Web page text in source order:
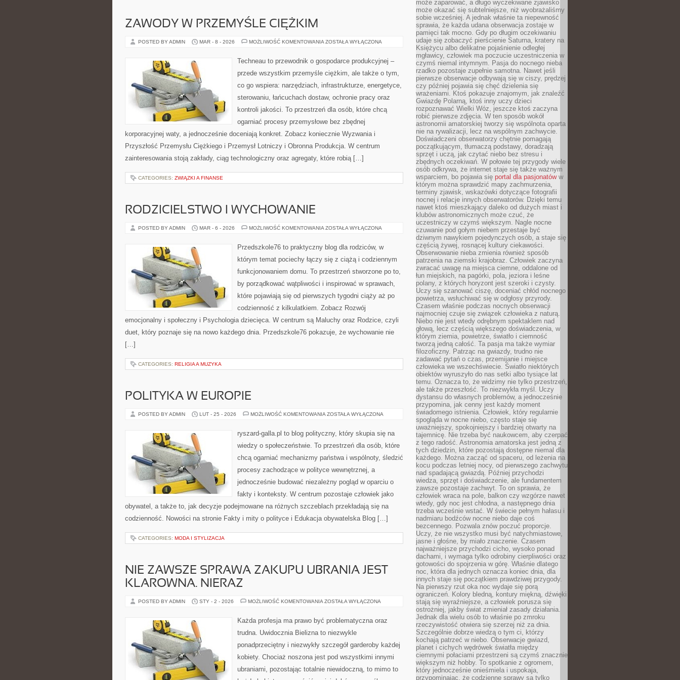
ZAWODY W PRZEMYŚLE CIĘŻKIM
POSTED BY ADMIN MAR - 8 - 2026 MOŻLIWOŚĆ KOMENTOWANIA ZAWODY
CIĘŻKIM
ZOSTAŁA WYŁĄCZONA
Techneau to przewodnik o gospodarce produkcyjnej –
przede wszystkim przemyśle ciężkim, ale także o tym,
co go wspiera: narzędziach, infrastrukturze, energetyce,
sterowaniu, łańcuchach dostaw, ochronie pracy oraz
kontroli jakości. To przestrzeń dla osób, które chcą
ogarniać procesy przemysłowe bez zbędnej
korporacyjnej waty, a jednocześnie doceniają konkret. Zobacz koniecznie Wyzwania i
Przyszłość Przemysłu Ciężkiego i Przemysł Lotniczy i Obronna Produkcja. W centrum
zainteresowania stoją zakłady, ciąg technologiczny oraz agregaty, które robią […]
CATEGORIES: ZWIĄZKI A FINANSE
RODZICIELSTWO I WYCHOWANIE
POSTED BY ADMIN MAR - 6 - 2026 MOŻLIWOŚĆ KOMENTOWANIA RODZICIELSTWO
ZOSTAŁA WYŁĄCZONA
Przedszkole76 to praktyczny blog dla rodziców, w
którym temat pociechy łączy się z ciążą i codziennym
funkcjonowaniem domu. To przestrzeń stworzone po to,
by porządkować wątpliwości i inspirować w sprawach,
które pojawiają się od pierwszych tygodni ciąży aż po
codzienność z kilkulatkiem. Zobacz Rozwój
emocjonalny i społeczny i Psychologia dziecięca. W centrum są Maluchy oraz Rodzice, czyli
duet, który poznaje się na nowo każdego dnia. Przedszkole76 pokazuje, że wychowanie nie
[…]
CATEGORIES: RELIGIA A MUZYKA
POLITYKA W EUROPIE
POSTED BY ADMIN LUT - 25 - 2026 MOŻLIWOŚĆ KOMENTOWANIA POLITYKA
ZOSTAŁA WYŁĄCZONA
ryszard-galla.pl to blog polityczny, który skupia się na
wiedzy o społeczeństwie. To przestrzeń dla osób, które
chcą ogarniać mechanizmy państwa i wspólnoty, śledzić
procesy zachodzące w polityce wewnętrznej, a
jednocześnie budować niezależny pogląd w oparciu o
fakty i konteksty. W centrum pozostaje człowiek jako
obywatel, a także to, jak decyzje podejmowane na różnych szczeblach przekładają się na
codzienność. Nowości na stronie Fakty i mity o polityce i Edukacja obywatelska Blog […]
CATEGORIES: MODA I STYLIZACJA
NIE ZAWSZE SPRAWA ZAKUPU UBRANIA JEST
KLAROWNA. NIERAZ
POSTED BY ADMIN STY - 2 - 2026 MOŻLIWOŚĆ KOMENTOWANIA NIE
ZAKUPU
UBRANIA
KLAROWNA.
ZOSTAŁA WYŁĄCZONA
Każda profesja ma prawo być problematyczna oraz
trudna. Uwidocznia Bielizna to niezwykle
ponadprzeciętny i niezwykły szczegół garderoby każdej
kobiety. Chociaż noszona jest pod wszystkimi innymi
ubraniami, pozostając totalnie niewidoczną, to mimo to
może zaparować, a długo wyczekiwane zjawisko
może okazać się subtelniejsze, niż wyobrażaliśmy
sobie wcześniej. A jednak właśnie ta niepewność
sprawia, że każda udana obserwacja zostaje w
pamięci tak mocno. Gdy po długim oczekiwaniu
udaje się zobaczyć pierścienie Saturna, kratery na
Księżycu albo delikatne pojaśnienie odległej
mgławicy, człowiek ma poczucie uczestniczenia w
czymś niemal intymnym. Pasja do nocnego nieba
rzadko pozostaje zupełnie samotna. Nawet jeśli
pierwsze obserwacje odbywają się w ciszy, prędzej
czy później pojawia się chęć dzielenia się
wrażeniami. Ktoś pokazuje znajomym, jak znaleźć
Gwiazdę Polarną, ktoś inny uczy dzieci
rozpoznawać Wielki Wóz, jeszcze ktoś zaczyna
robić pierwsze zdjęcia. W ten sposób wokół
astronomii amatorskiej tworzy się wspólnota oparta
nie na rywalizacji, lecz na wspólnym zachwycie.
Doświadczeni obserwatorzy chętnie pomagają
początkującym, tłumaczą podstawy, doradzają
sprzęt i uczą, jak czytać niebo bez stresu i
zbędnych oczekiwań. W połowie tej przygody wiele
osób odkrywa, że internet staje się także ważnym
wsparciem, bo pojawia się portal dla pasjonatóww
którym można sprawdzić mapy zachmurzenia,
terminy zjawisk, wskazówki dotyczące fotografii
nocnej i relacje innych obserwatorów. Dzięki temu
nawet ktoś mieszkający daleko od dużych miast i
klubów astronomicznych może czuć, że
uczestniczy w czymś większym. Nagle nocne
czuwanie pod gołym niebem przestaje być
dziwnym nawykiem pojedynczych osób, a staje się
częścią żywej, rosnącej kultury ciekawości.
Obserwowanie nieba zmienia również sposób
patrzenia na ziemski krajobraz. Człowiek zaczyna
zwracać uwagę na miejsca ciemne, oddalone od
łun miejskich, na pagórki, pola, jeziora i leśne
polany, z których horyzont jest szeroki i czysty.
Uczy się szanować ciszę, doceniać chłód nocnego
powietrza, wsłuchiwać się w odgłosy przyrody.
Czasem właśnie podczas nocnych obserwacji
najmocniej czuje się związek człowieka z naturą.
Niebo nie jest wtedy odrębnym spektaklem nad
głową, lecz częścią większego doświadczenia, w
którym ziemia, powietrze, światło i ciemność
tworzą jedną całość. Ta pasja ma także wymiar
filozoficzny. Patrząc na gwiazdy, trudno nie
zadawać pytań o czas, przemijanie i miejsce
człowieka we wszechświecie. Światło niektórych
obiektów wyruszyło do nas setki albo tysiące lat
temu. Oznacza to, że widzimy nie tylko przestrzeń,
ale także przeszłość. To niezwykła myśl. Uczy
dystansu do własnych problemów, a jednocześnie
przypomina, jak cenny jest każdy moment
świadomego istnienia. Człowiek, który regularnie
spogląda w nocne niebo, często staje się
uważniejszy, spokojniejszy i bardziej otwarty na
tajemnicę. Nie trzeba być naukowcem, aby czerpać
z tego radość. Astronomia amatorska jest jedną z
tych dziedzin, które pozostają dostępne niemal dla
każdego. Można zacząć od spaceru, od leżenia na
kocu podczas letniej nocy, od pierwszego zachwytu
nad spadającą gwiazdą. Później przychodzi
wiedza, sprzęt i doświadczenie, ale fundamentem
zawsze pozostaje zachwyt. To on sprawia, że
człowiek wraca na pole, balkon czy wzgórze nawet
wtedy, gdy noc jest chłodna, a następnego dnia
trzeba wcześnie wstać. W świecie pełnym hałasu i
nadmiaru bodźców nocne niebo daje coś
bezcennego. Pozwala znów poczuć proporcje.
Uczy, że nie wszystko musi być natychmiastowe,
jasne i głośne, by miało znaczenie. Czasem
najważniejsze przychodzi cicho, wysoko ponad
dachami, i wymaga tylko odrobiny cierpliwości oraz
gotowości do spojrzenia w górę. Właśnie dlatego
noc, która dla jednych oznacza koniec dnia, dla
innych staje się początkiem prawdziwej przygody.
Na pierwszy rzut oka noc wydaje się porą
ograniczeń. Kolory bledną, kontury miękną, dźwięki
stają się wyraźniejsze, a człowiek porusza się
ostrożniej, jakby świat zmieniał zasady działania.
Jednak dla wielu osób to właśnie po zmroku
rzeczywistość otwiera się szerzej niż za dnia.
Szczególnie dobrze wiedzą o tym ci, którzy
kochają patrzeć w niebo. Obserwacje gwiazd,
planet i cichych wędrówek światła między
ciemnymi połaciami przestrzeni są czymś znacznie
większym niż hobby. To spotkanie z ogromem,
który jednocześnie onieśmiela i uspokaja,
przypominając, że codzienne sprawy są tylko